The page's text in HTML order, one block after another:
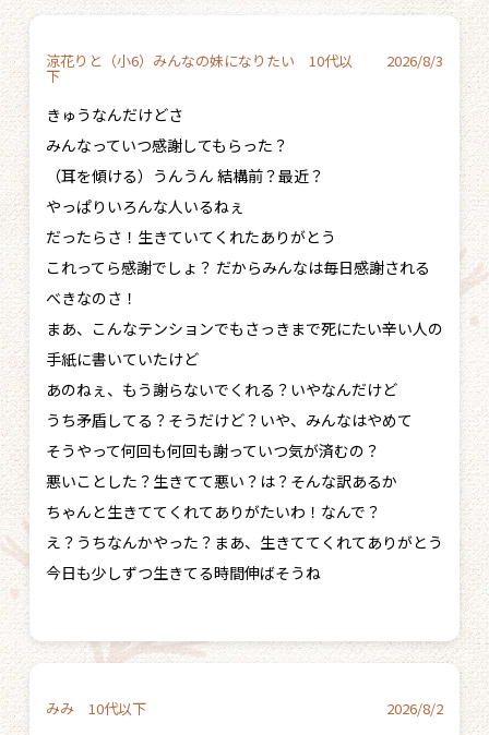
涼花りと（小6）みんなの妹になりたい 10代以
下
2026/8/3
きゅうなんだけどさ
みんなっていつ感謝してもらった？
（耳を傾ける）うんうん 結構前？最近？
やっぱりいろんな人いるねぇ
だったらさ！生きていてくれたありがとう
これってら感謝でしょ？ だからみんなは毎日感謝される
べきなのさ！
まあ、こんなテンションでもさっきまで死にたい辛い人の
手紙に書いていたけど
あのねぇ、もう謝らないでくれる？いやなんだけど
うち矛盾してる？そうだけど？いや、みんなはやめて
そうやって何回も何回も謝っていつ気が済むの？
悪いことした？生きてて悪い？は？そんな訳あるか
ちゃんと生きててくれてありがたいわ！なんで？
え？うちなんかやった？まあ、生きててくれてありがとう
今日も少しずつ生きてる時間伸ばそうね
みみ 10代以下 2026/8/2